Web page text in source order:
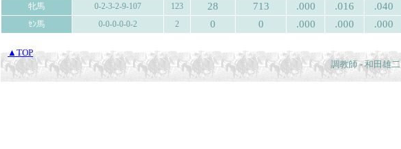
牝馬 0-2-3-2-9-107 123 28 713 .000 .016 .040
ｾﾝ馬 0-0-0-0-0-2 2 0 0 .000 .000 .000
▲TOP
調教師 - 和田雄二